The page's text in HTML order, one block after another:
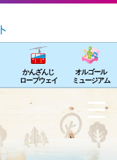
かんざんじ
ロープウェイ
オルゴール
ミュージアム